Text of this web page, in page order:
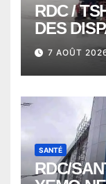
RDC /
DES
À
7 AOÛT
SANTÉ
RDC/